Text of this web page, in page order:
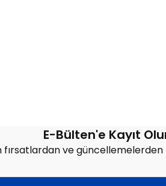
E-Bülten'e Kayıt
fırsatlardan ve